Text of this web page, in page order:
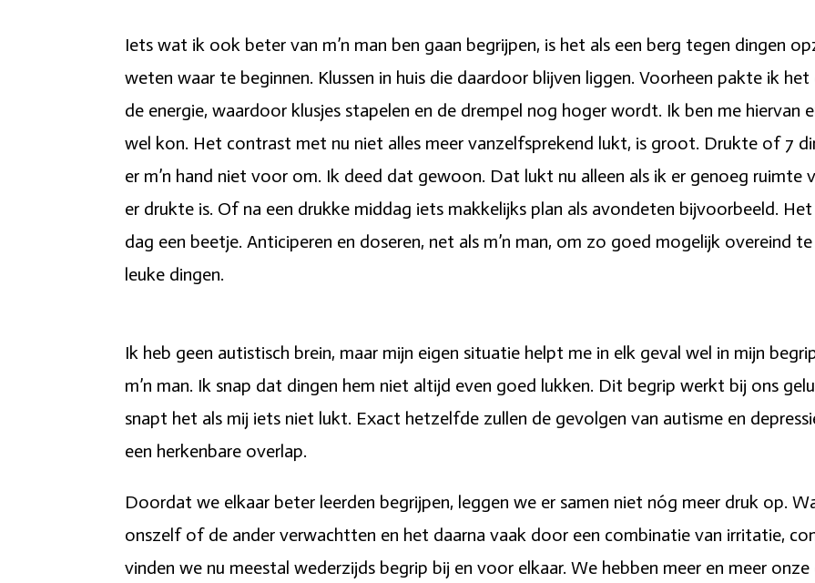
Iets wat ik ook beter van m’n man ben gaan begrijpen, is het als een berg tegen dingen
weten waar te beginnen. Klussen in huis die daardoor blijven liggen. Voorheen pakte ik
de energie, waardoor klusjes stapelen en de drempel nog hoger wordt. Ik ben me hiervan
wel kon. Het contrast met nu niet alles meer vanzelfsprekend lukt, is groot. Drukte of 7
er m’n hand niet voor om. Ik deed dat gewoon. Dat lukt nu alleen als ik er genoeg
er drukte is. Of na een drukke middag iets makkelijks plan als avondeten bijvoorbeeld.
dag een beetje. Anticiperen en doseren, net als m’n man, om zo goed mogelijk overeind
leuke dingen.
Ik heb geen autistisch brein, maar mijn eigen situatie helpt me in elk geval wel in mijn
m’n man. Ik snap dat dingen hem niet altijd even goed lukken. Dit begrip werkt bij ons
snapt het als mij iets niet lukt. Exact hetzelfde zullen de gevolgen van autisme en
een herkenbare overlap.
Doordat we elkaar beter leerden begrijpen, leggen we er samen niet nóg meer druk op.
onszelf of de ander verwachtten en het daarna vaak door een combinatie van irritatie,
vinden we nu meestal wederzijds begrip bij en voor elkaar. We hebben meer en meer